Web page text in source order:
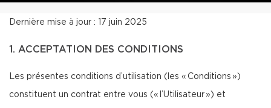
Dernière mise à jour : 17 juin 2025
1. ACCEPTATION DES CONDITIONS
Les présentes conditions d’utilisation (les « Conditions »)
constituent un contrat entre vous (« l’Utilisateur ») et